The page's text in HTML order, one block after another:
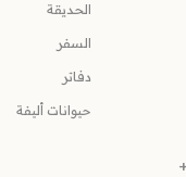
الحديقة
السفر
دفاتر
حيوانات أليفة